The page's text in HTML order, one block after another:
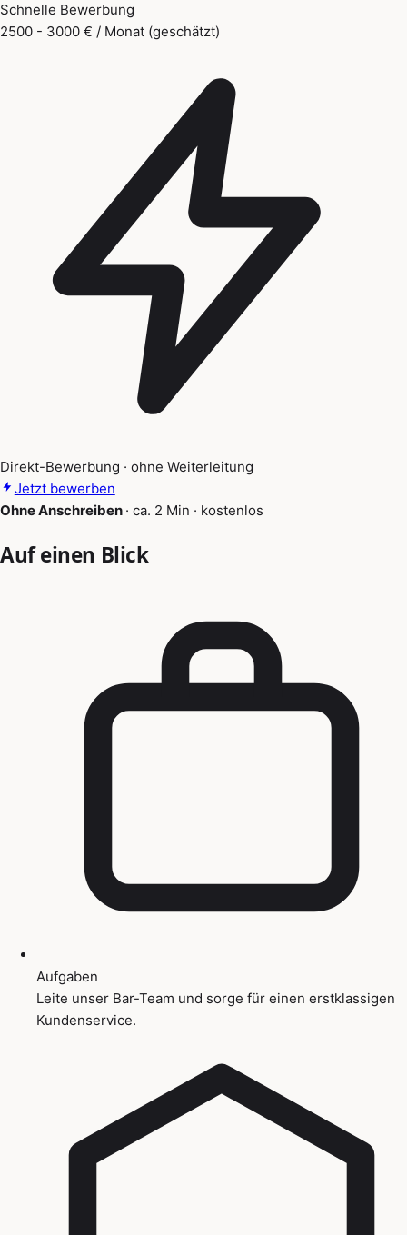
Schnelle Bewerbung
2500 - 3000 € / Monat (geschätzt)
Direkt-Bewerbung · ohne Weiterleitung
Jetzt bewerben
Ohne Anschreiben · ca. 2 Min · kostenlos
Auf einen Blick
Aufgaben
Leite unser Bar-Team und sorge für einen erstklassigen
Kundenservice.